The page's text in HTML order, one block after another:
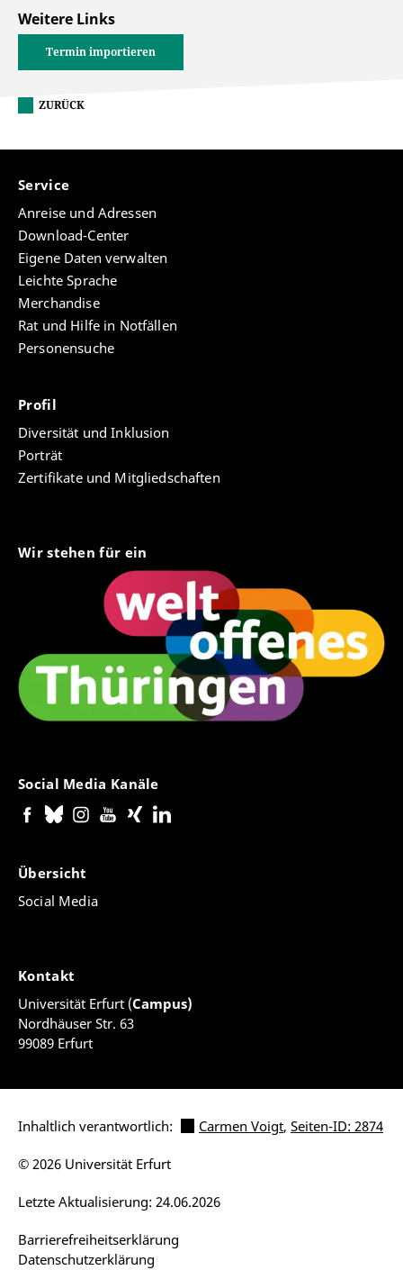
Weitere Links
Termin importieren
ZURÜCK
Service
Anreise und Adressen
Download-Center
Eigene Daten verwalten
Leichte Sprache
Merchandise
Rat und Hilfe in Notfällen
Personensuche
Profil
Diversität und Inklusion
Porträt
Zertifikate und Mitgliedschaften
Wir stehen für ein
Social Media Kanäle
Übersicht
Social Media
Kontakt
Universität Erfurt (Campus)
Nordhäuser Str. 63
99089 Erfurt
Inhaltlich verantwortlich: Carmen Voigt, Seiten-ID: 2874
Barrierefreiheitserklärung
Datenschutzerklärung
Letzte Aktualisierung: 24.06.2026
© 2026 Universität Erfurt